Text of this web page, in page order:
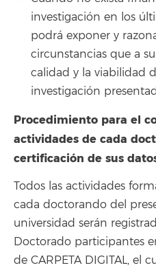
investigación en los
podrá exponer y
circunstancias que a
calidad y la viabilidad
investigación
Procedimiento para el
actividades de cada
certificación de sus
Todos las actividades
cada doctorando del
universidad serán
Doctorado participantes
de CARPETA DIGITAL, el